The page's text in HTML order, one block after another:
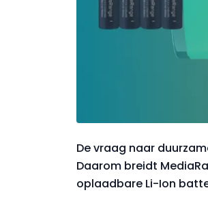
De vraag naar
Daarom breidt
oplaadbare Li-Ion